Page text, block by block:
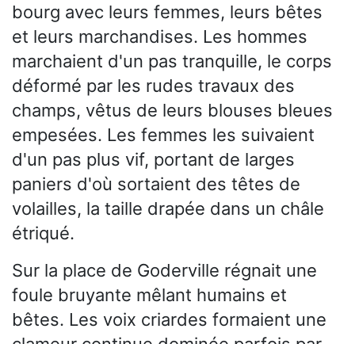
bourg avec leurs femmes, leurs bêtes
et leurs marchandises. Les hommes
marchaient d'un pas tranquille, le corps
déformé par les rudes travaux des
champs, vêtus de leurs blouses bleues
empesées. Les femmes les suivaient
d'un pas plus vif, portant de larges
paniers d'où sortaient des têtes de
volailles, la taille drapée dans un châle
étriqué.
Sur la place de Goderville régnait une
foule bruyante mêlant humains et
bêtes. Les voix criardes formaient une